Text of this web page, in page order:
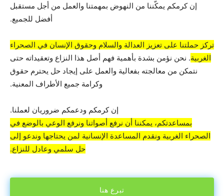
إن كرمكم يمكّننا من النهوض بمهمتنا والعمل من أجل مستقبل
أفضل للجميع.
تركز حملتنا على تعزيز العدالة والسلام وحقوق الإنسان في الصحراء
الغربية. نحن نؤمن بشدة بأهمية فهم أصل هذا النزاع وتعقيداته حتى
نتمكن من معالجته بفعالية والعمل على إيجاد حل يحترم حقوق
وكرامة جميع الأطراف المعنية.
إن كرمكم ودعمكم ضروريان لعملنا.
بمساعدتكم، يمكننا أن نرفع أصواتنا ونرفع الوعي بالوضع في
الصحراء الغربية ونقدم المساعدة الإنسانية لمن يحتاجها وندعو إلى
حل سلمي وعادل للنزاع.
تبرع هنا